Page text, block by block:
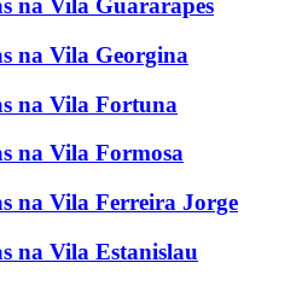
na Vila Guararapes
na Vila Georgina
na Vila Fortuna
na Vila Formosa
na Vila Ferreira Jorge
na Vila Estanislau